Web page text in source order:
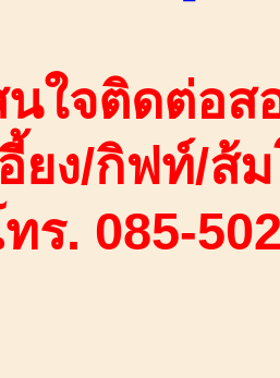
นใจติดต่อส
ยง/กิฟท์/ส้
ร. 085-